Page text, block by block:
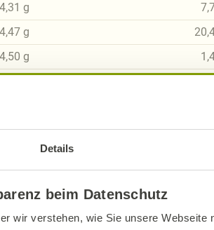
Details
beim Datenschutz
wir verstehen, wie Sie unsere Webseite
g
g
4,50 g
2,15g